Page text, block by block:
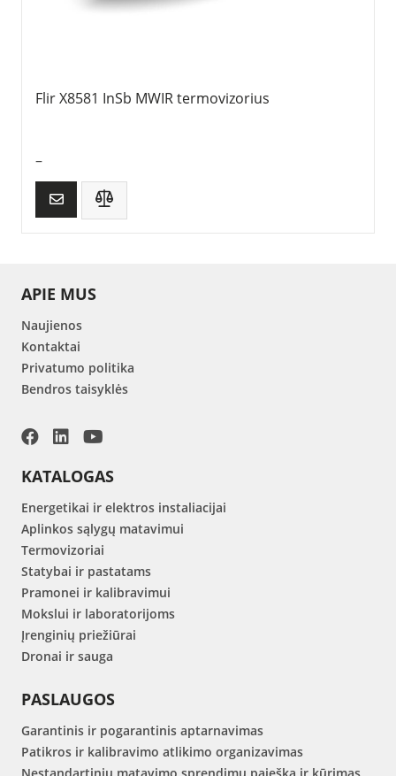
Flir X8581 InSb MWIR termovizorius
–
APIE MUS
Naujienos
Kontaktai
Privatumo politika
Bendros taisyklės
KATALOGAS
Energetikai ir elektros instaliacijai
Aplinkos sąlygų matavimui
Termovizoriai
Statybai ir pastatams
Pramonei ir kalibravimui
Mokslui ir laboratorijoms
Įrenginių priežiūrai
Dronai ir sauga
PASLAUGOS
Garantinis ir pogarantinis aptarnavimas
Patikros ir kalibravimo atlikimo organizavimas